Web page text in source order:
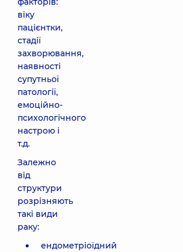
віку
пацієнтки,
стадії
захворювання,
наявності
супутньої
патології,
емоційно-
психологічного
настрою і
т.д.
Залежно
від
структури
розрізняють
такі види
раку:
ендометріоїдний